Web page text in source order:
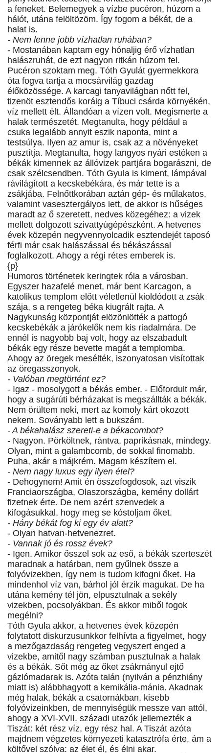
a feneket. Belemegyek a vízbe pucéron, húzom a
hálót, utána felöltözöm. Így fogom a békát, de a
halat is.
- Nem lenne jobb vízhatlan ruhában?
- Mostanában kaptam egy hónaljig érő vízhatlan
halászruhát, de ezt nagyon ritkán húzom fel.
Pucéron szoktam meg. Tóth Gyulát gyermekkora
óta fogva tartja a mocsárvilág gazdag
élőközössége. A karcagi tanyavilágban nőtt fel,
tizenöt esztendős koráig a Tíbuci csárda környékén,
víz mellett élt. Állandóan a vízen volt. Megismerte a
halak természetét. Megtanulta, hogy például a
csuka legalább annyit eszik naponta, mint a
testsúlya. Ilyen az amur is, csak az a növényeket
pusztítja. Megtanulta, hogy langyos nyári estéken a
békák kimennek az állóvizek partjára bogarászni, de
csak szélcsendben. Tóth Gyula is kiment, lámpával
rávilágított a kecskebékára, és már tette is a
zsákjába. Felnőttkorában aztán gép- és műlakatos,
valamint vasesztergályos lett, de akkor is hűséges
maradt az ő szeretett, nedves közegéhez: a vizek
mellett dolgozott szivattyúgépészként. A hetvenes
évek közepén negyvennyolcadik esztendejét taposó
férfi már csak halászással és békászással
foglalkozott. Ahogy a régi rétes emberek is.
{p}
Humoros történetek keringtek róla a városban.
Egyszer hazafelé menet, már bent Karcagon, a
katolikus templom előtt véletlenül kioldódott a zsák
szája, s a rengeteg béka kiugrált rajta. A
Nagykunság központját elözönlötték a pattogó
kecskebékák a járókelők nem kis riadalmára. De
ennél is nagyobb baj volt, hogy az elszabadult
békák egy része bevette magát a templomba.
Ahogy az öregek mesélték, iszonyatosan visítottak
az öregasszonyok.
- Valóban megtörtént ez?
- Igaz - mosolygott a békás ember. - Előfordult már,
hogy a sugárúti bérházakat is megszállták a békák.
Nem örültem neki, mert az komoly kárt okozott
nekem. Soványabb lett a bukszám.
- A békahalász szereti-e a békacombot?
- Nagyon. Pörköltnek, rántva, paprikásnak, mindegy.
Olyan, mint a galambcomb, de sokkal finomabb.
Puha, akár a májkrém. Magam készítem el.
- Nem nagy luxus egy ilyen étel?
- Dehogynem! Amit én összefogdosok, azt viszik
Franciaországba, Olaszországba, kemény dollárt
fizetnek érte. De nem azért szenvedek a
kifogásukkal, hogy meg se kóstoljam őket.
- Hány békát fog ki egy év alatt?
- Olyan hatvan-hetvenezret.
- Vannak jó és rossz évek?
- Igen. Amikor ősszel sok az eső, a békák szerteszét
maradnak a határban, nem gyűlnek össze a
folyóvizekben, így nem is tudom kifogni őket. Ha
mindenhol víz van, bárhol jól érzik magukat. De ha
utána kemény tél jön, elpusztulnak a sekély
vizekben, pocsolyákban. És akkor miből fogok
megélni?
Tóth Gyula akkor, a hetvenes évek közepén
folytatott diskurzusunkkor felhívta a figyelmet, hogy
a mezőgazdaság rengeteg vegyszert enged a
vizekbe, amitől nagy számban pusztulnak a halak
és a békák. Sőt még az őket zsákmányul ejtő
gázlómadarak is. Azóta talán (nyilván a pénzhiány
miatt is) alábbhagyott a kemikália-mánia. Akadnak
még halak, békák a csatornákban, kisebb
folyóvizeinkben, de mennyiségük messze van attól,
ahogy a XVI-XVII. századi utazók jellemezték a
Tiszát: két rész víz, egy rész hal. A Tiszát azóta
majdnem végzetes környezeti katasztrófa érte, ám a
költővel szólva: az élet él, és élni akar.